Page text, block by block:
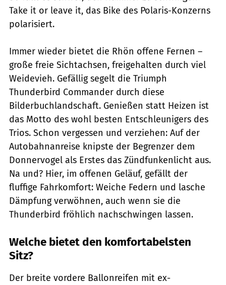
Take it or leave it, das Bike des Polaris-Konzerns
polarisiert.
Immer wieder bietet die Rhön offene Fernen –
große freie Sichtachsen, freigehalten durch viel
Weidevieh. Gefällig segelt die Triumph
Thunderbird Commander durch diese
Bilderbuchlandschaft. Genießen statt Heizen ist
das Motto des wohl besten Entschleunigers des
Trios. Schon vergessen und verziehen: Auf der
Autobahnanreise knipste der Begrenzer dem
Donnervogel als Erstes das Zündfunkenlicht aus.
Na und? Hier, im offenen Geläuf, gefällt der
fluffige Fahrkomfort: Weiche Federn und lasche
Dämpfung verwöhnen, auch wenn sie die
Thunderbird fröhlich nachschwingen lassen.
Welche bietet den komfortabelsten
Sitz?
Der breite vordere Ballonreifen mit ex­